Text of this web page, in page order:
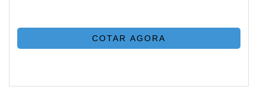
COTAR AGORA